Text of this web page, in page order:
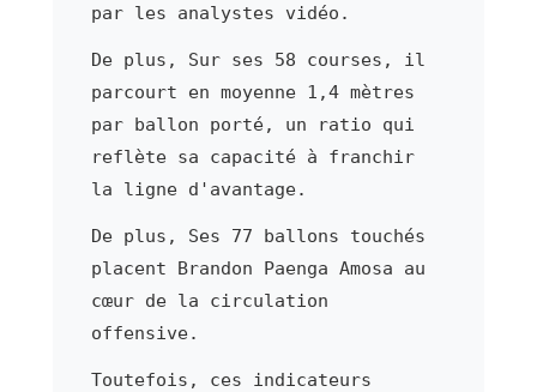
par les analystes vidéo.
De plus, Sur ses 58 courses, il
parcourt en moyenne 1,4 mètres
par ballon porté, un ratio qui
reflète sa capacité à franchir
la ligne d'avantage.
De plus, Ses 77 ballons touchés
placent Brandon Paenga Amosa au
cœur de la circulation
offensive.
Toutefois, ces indicateurs